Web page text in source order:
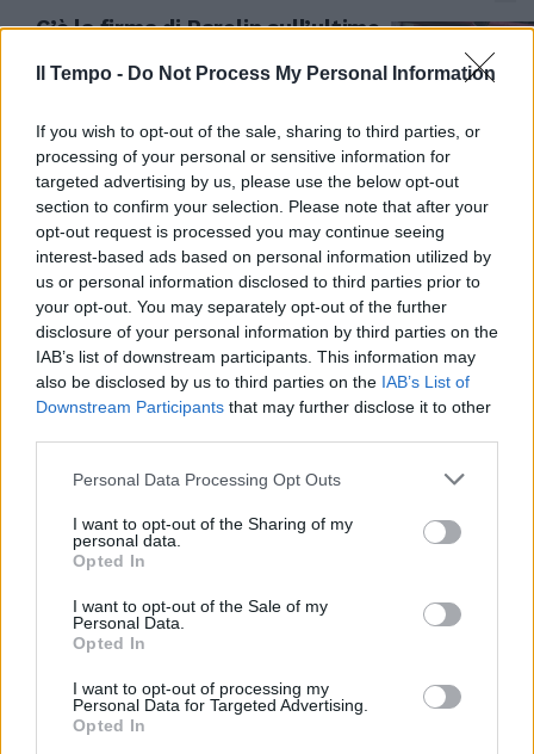
Il Tempo - Do Not Process My Personal Information
If you wish to opt-out of the sale, sharing to third parties, or
processing of your personal or sensitive information for
targeted advertising by us, please use the below opt-out
section to confirm your selection. Please note that after your
opt-out request is processed you may continue seeing
interest-based ads based on personal information utilized by
us or personal information disclosed to third parties prior to
your opt-out. You may separately opt-out of the further
disclosure of your personal information by third parties on the
IAB’s list of downstream participants. This information may
also be disclosed by us to third parties on the IAB’s List of
Downstream Participants that may further disclose it to other
Personal Data Processing Opt Outs
I want to opt-out of the Sharing of my
personal data.
Opted In
I want to opt-out of the Sale of my
Personal Data.
Opted In
I want to opt-out of processing my
Personal Data for Targeted Advertising.
Opted In
C’è la firma di Parolin sull’ultimo
Avenue che ha segnato il caso
05/05/2025
VUOTO DI POTERE
Il caso Becciu scuote il
Conclave. Paura per Parolin,
arrivano i medici
01/05/2025
PRE-CONCLAVE
"Ha avuto a cuore il bene della
Chiesa"
DIETRO LE QUINTE
"È un regolamento di conti".
Caso Becciu, lo smarrimento dei
cardinali
30/04/2025